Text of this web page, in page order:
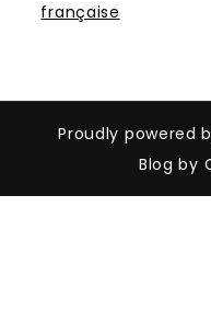
française
Proudly powered
Blog by